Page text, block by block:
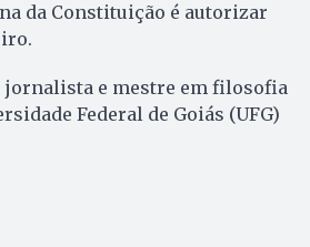
da Constituição é autorizar
jornalista e mestre em filosofia
Federal de Goiás (UFG)